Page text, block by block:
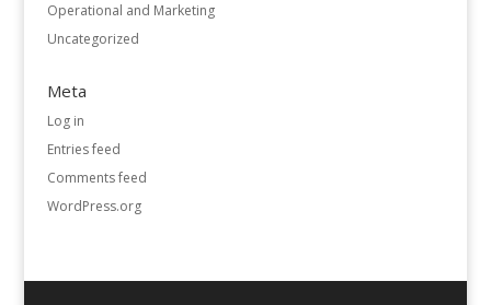
Operational and Marketing
Uncategorized
Meta
Log in
Entries feed
Comments feed
WordPress.org